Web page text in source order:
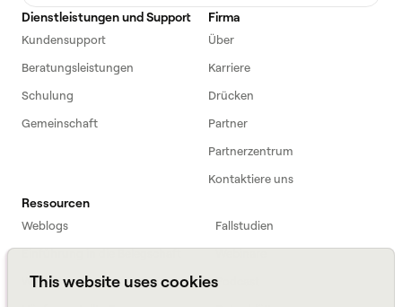
This website uses cookies
Dienstleistungen und Support
Kundensupport
Beratungsleistungen
Schulung
Gemeinschaft
Firma
Über
Karriere
Drücken
Partner
Partnerzentrum
Kontaktiere uns
Ressourcen
Weblogs
Fallstudien
Webinars
Podcast